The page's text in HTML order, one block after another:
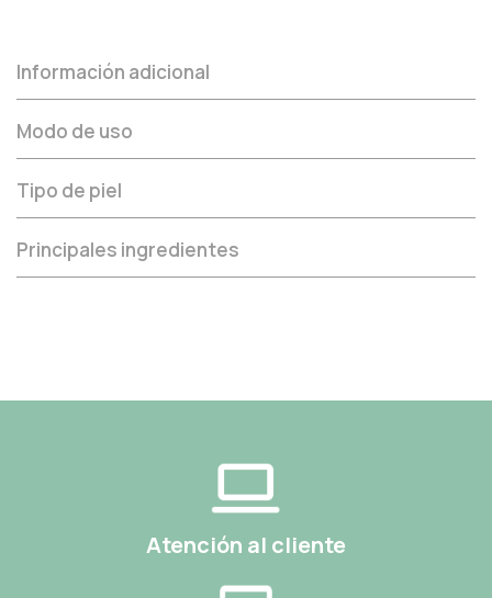
Información adicional
Modo de uso
Tipo de piel
Principales ingredientes
Atención al cliente